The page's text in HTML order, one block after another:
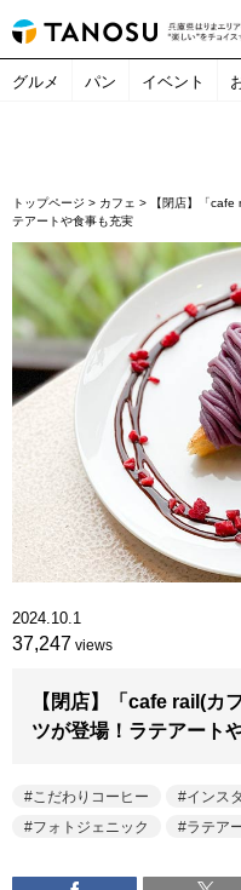
グルメ パン イベント
トップページ > カフェ >
【閉店】「
テアートや食事も充実
2024.10.1
37,247 views
【閉店】「cafe rail(カ
ツが登場！ラテアート
こだわりコーヒー インス
フォトジェニック
ラテア